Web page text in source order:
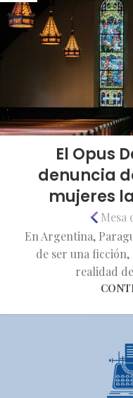
El Opus
denuncia
mujeres
Mesa
En Argentina,
de ser una
realidad